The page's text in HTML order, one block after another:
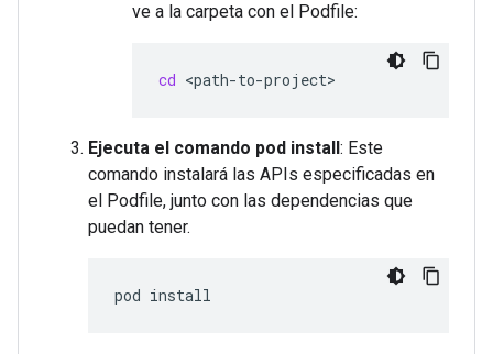
ve a la carpeta con el Podfile:
cd
Ejecuta el comando pod install: Este
comando instalará las APIs especificadas en
el Podfile, junto con las dependencias que
puedan tener.
pod